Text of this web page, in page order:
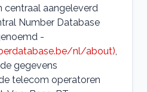
centraal aangeleverd
Number Database
-
nl/about),
gegevens
telecom operatoren